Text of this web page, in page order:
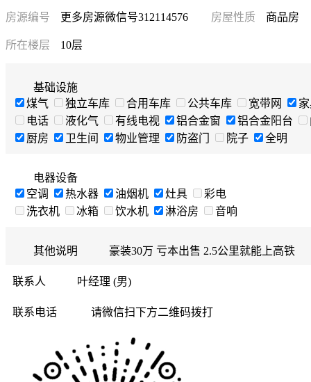
房源编号 更多房源微信号312114576 房屋性质 商品房
所在楼层 10层
基础设施
煤气
独立车库 合用车库 公共车库 宽带网
电话
液化气 有线电视 铝合金窗 铝合金阳台
厨房
卫生间 物业管理 防盗门 院子 全明
电器设备
空调
热水器 油烟机 灶具
彩电
洗衣机
冰箱 饮水机 淋浴房 音响
其他说明 豪装30万 亏本出售 2.5公里就能上高铁
联系人 叶经理 (男)
联系电话 请微信扫下方二维码拨打